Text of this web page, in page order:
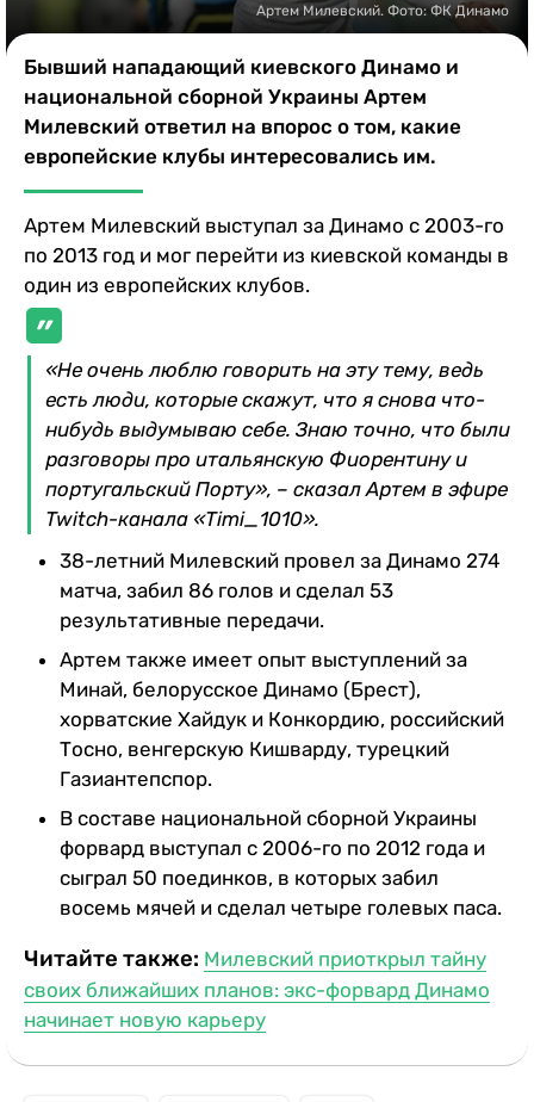
Артем Милевский. Фото: ФК Динамо
Бывший нападающий киевского Динамо и
национальной сборной Украины Артем
Милевский ответил на впорос о том, какие
европейские клубы интересовались им.
Артем Милевский выступал за Динамо с 2003-го
по 2013 год и мог перейти из киевской команды в
один из европейских клубов.
«Не очень люблю говорить на эту тему, ведь
есть люди, которые скажут, что я снова что-
нибудь выдумываю себе. Знаю точно, что были
разговоры про итальянскую Фиорентину и
португальский Порту», – сказал Артем в эфире
Twitch-канала «Timi_1010».
38-летний Милевский провел за Динамо 274
матча, забил 86 голов и сделал 53
результативные передачи.
Артем также имеет опыт выступлений за
Минай, белорусское Динамо (Брест),
хорватские Хайдук и Конкордию, российский
Тосно, венгерскую Кишварду, турецкий
Газиантепспор.
В составе национальной сборной Украины
форвард выступал с 2006-го по 2012 года и
сыграл 50 поединков, в которых забил
восемь мячей и сделал четыре голевых паса.
Читайте также: Милевский приоткрыл тайну
своих ближайших планов: экс-форвард Динамо
начинает новую карьеру